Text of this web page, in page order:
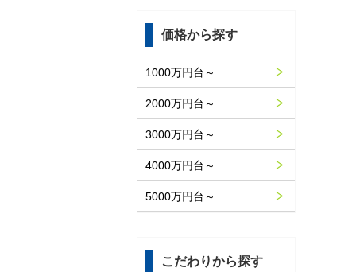
価格から探す
1000万円台～
2000万円台～
3000万円台～
4000万円台～
5000万円台～
こだわりから探す